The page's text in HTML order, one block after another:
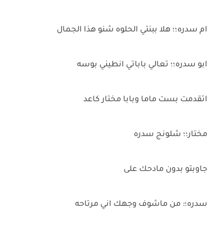
ام سدره؛؛ هلا ببنتي الحلوه شنو هذا الجمال
ابو سدره؛؛ تعالي باباتي انطيني بوسه
اتقدمت بست ماما وبابا مختار كاعد
مختار؛؛ شلونج سدره
جاوبتو بدون مادحك على
سدره؛: من ماشوف وجهك اني مرتاحه